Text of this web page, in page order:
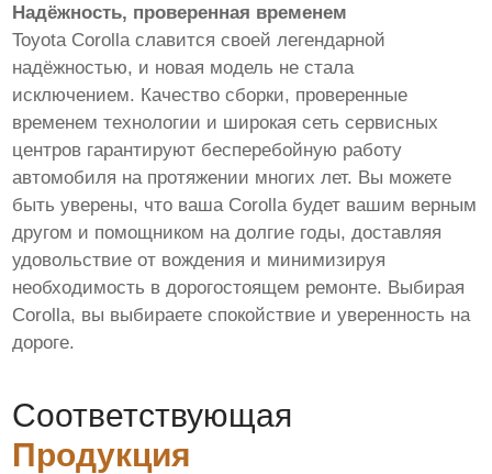
Надёжность, проверенная временем
Toyota Corolla славится своей легендарной
надёжностью, и новая модель не стала
исключением. Качество сборки, проверенные
временем технологии и широкая сеть сервисных
центров гарантируют бесперебойную работу
автомобиля на протяжении многих лет. Вы можете
быть уверены, что ваша Corolla будет вашим верным
другом и помощником на долгие годы, доставляя
удовольствие от вождения и минимизируя
необходимость в дорогостоящем ремонте. Выбирая
Corolla, вы выбираете спокойствие и уверенность на
дороге.
Соответствующая
Продукция